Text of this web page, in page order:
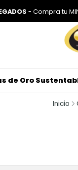
de Oro
- Compra tu
Inicio